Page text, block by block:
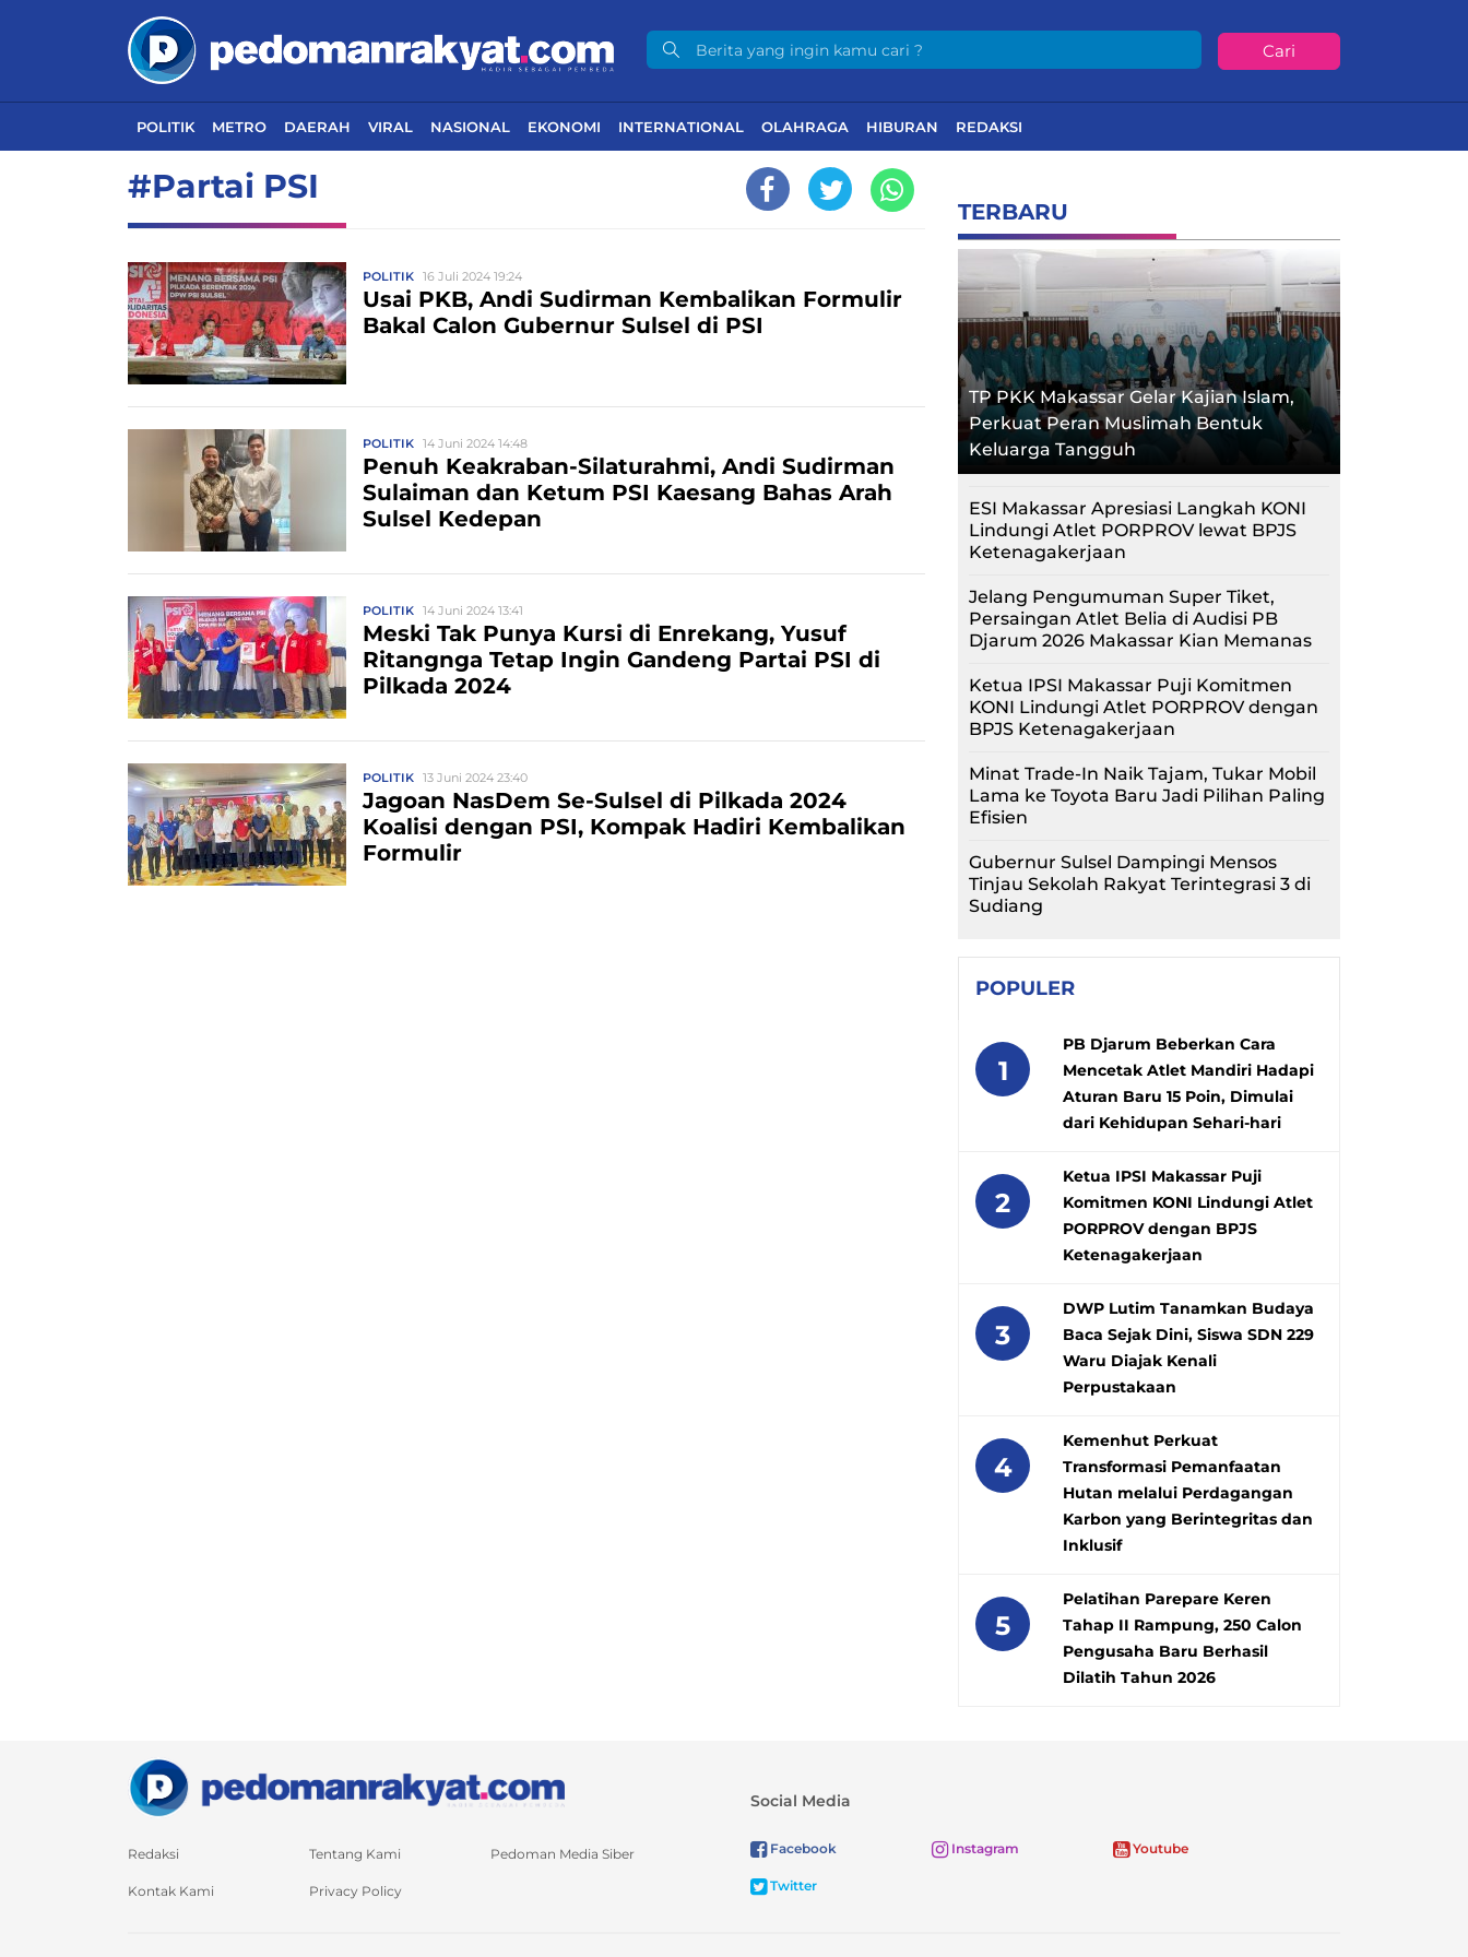
Cari
POLITIK METRO DAERAH VIRAL NASIONAL EKONOMI INTERNATIONAL OLAHRAGA HIBURAN REDAKSI
#Partai PSI
POLITIK 16 Juli 2024 19:24
Usai PKB, Andi Sudirman Kembalikan Formulir
Bakal Calon Gubernur Sulsel di PSI
POLITIK 14 Juni 2024 14:48
Penuh Keakraban-Silaturahmi, Andi Sudirman
Sulaiman dan Ketum PSI Kaesang Bahas Arah
Sulsel Kedepan
POLITIK 14 Juni 2024 13:41
Meski Tak Punya Kursi di Enrekang, Yusuf
Ritangnga Tetap Ingin Gandeng Partai PSI di
Pilkada 2024
POLITIK 13 Juni 2024 23:40
Jagoan NasDem Se-Sulsel di Pilkada 2024
Koalisi dengan PSI, Kompak Hadiri Kembalikan
Formulir
TERBARU
TP PKK Makassar Gelar Kajian Islam,
Perkuat Peran Muslimah Bentuk
Keluarga Tangguh
ESI Makassar Apresiasi Langkah KONI
Lindungi Atlet PORPROV lewat BPJS
Ketenagakerjaan
Jelang Pengumuman Super Tiket,
Persaingan Atlet Belia di Audisi PB
Djarum 2026 Makassar Kian Memanas
Ketua IPSI Makassar Puji Komitmen
KONI Lindungi Atlet PORPROV dengan
BPJS Ketenagakerjaan
Minat Trade-In Naik Tajam, Tukar Mobil
Lama ke Toyota Baru Jadi Pilihan Paling
Efisien
Gubernur Sulsel Dampingi Mensos
Tinjau Sekolah Rakyat Terintegrasi 3 di
Sudiang
POPULER
1
PB Djarum Beberkan Cara
Mencetak Atlet Mandiri Hadapi
Aturan Baru 15 Poin, Dimulai
dari Kehidupan Sehari-hari
2
Ketua IPSI Makassar Puji
Komitmen KONI Lindungi Atlet
PORPROV dengan BPJS
Ketenagakerjaan
3
DWP Lutim Tanamkan Budaya
Baca Sejak Dini, Siswa SDN 229
Waru Diajak Kenali
Perpustakaan
4
Kemenhut Perkuat
Transformasi Pemanfaatan
Hutan melalui Perdagangan
Karbon yang Berintegritas dan
Inklusif
5
Pelatihan Parepare Keren
Tahap II Rampung, 250 Calon
Pengusaha Baru Berhasil
Dilatih Tahun 2026
Redaksi Tentang Kami Pedoman Media Siber
Kontak Kami Privacy Policy
Social Media
Facebook Instagram Youtube
Twitter